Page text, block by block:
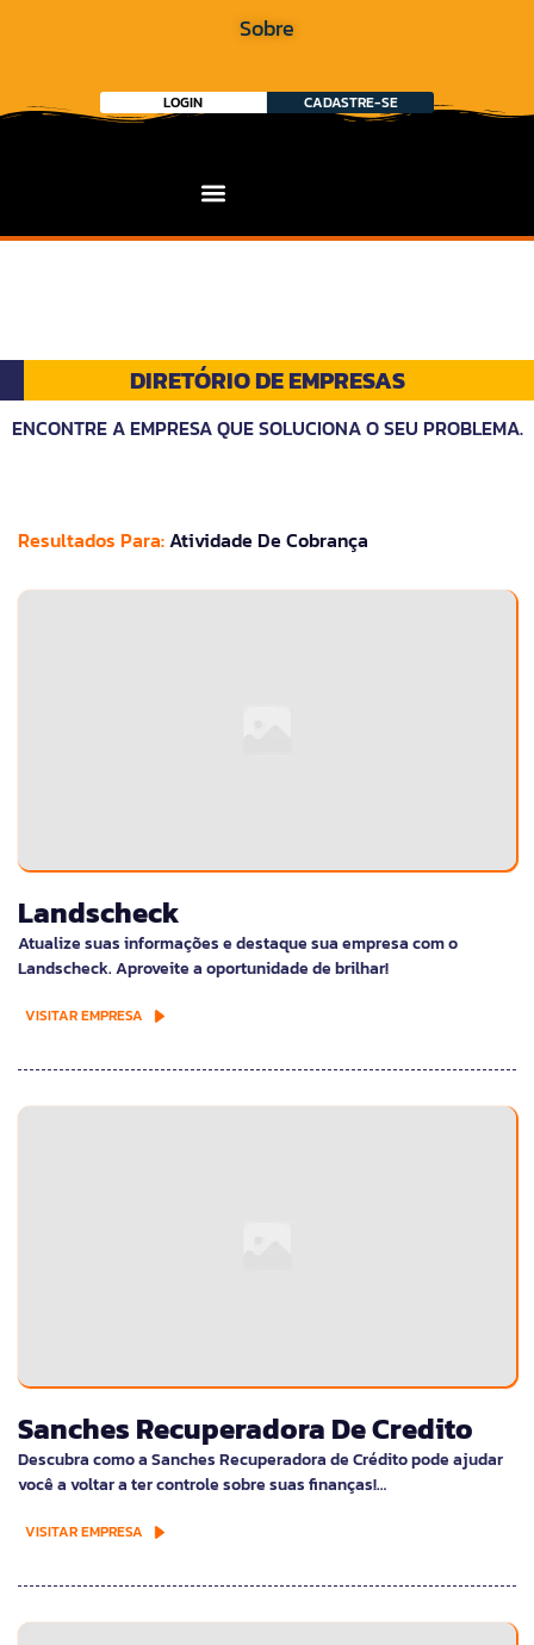
Sobre
LOGIN CADASTRE-SE
DIRETÓRIO DE EMPRESAS
ENCONTRE A EMPRESA QUE SOLUCIONA O SEU PROBLEMA.
Resultados Para:Atividade De Cobrança
Landscheck
Atualize suas informações e destaque sua empresa com o
Landscheck. Aproveite a oportunidade de brilhar!
VISITAR EMPRESA
Sanches Recuperadora De Credito
Descubra como a Sanches Recuperadora de Crédito pode ajudar
você a voltar a ter controle sobre suas finanças!…
VISITAR EMPRESA